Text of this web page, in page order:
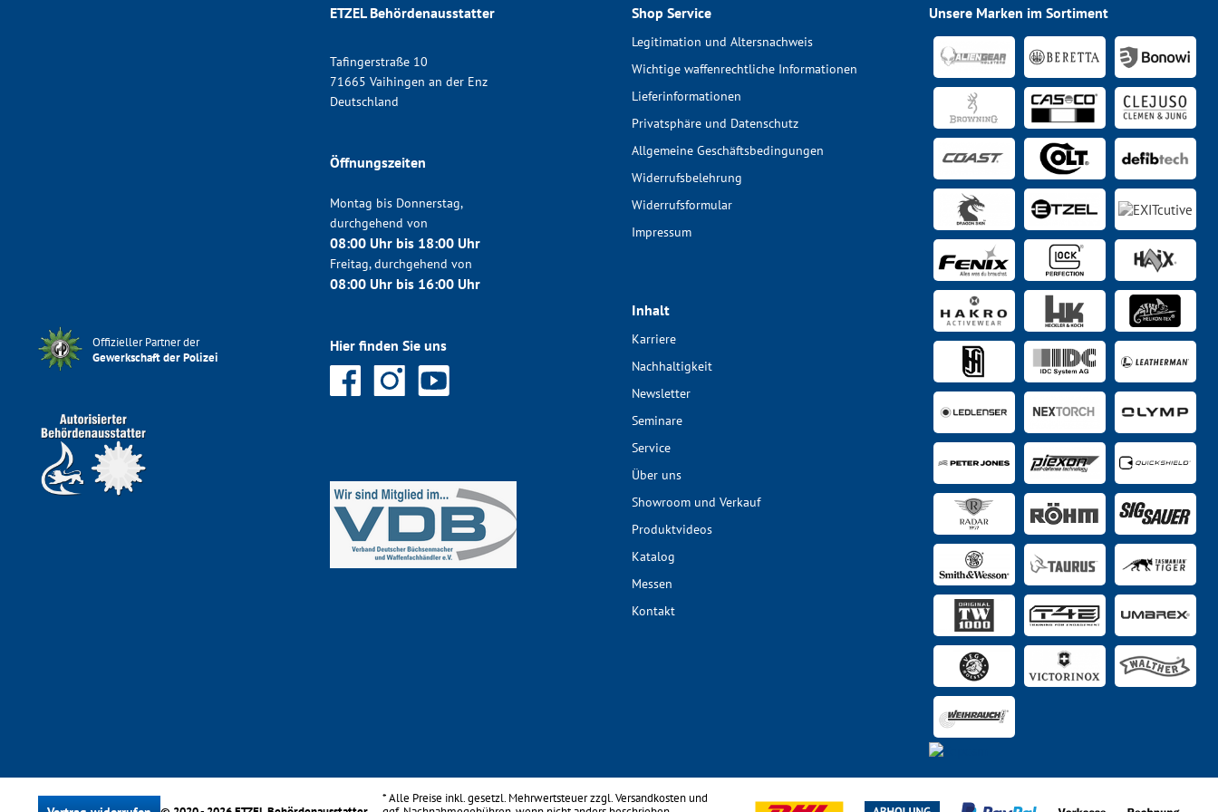
Offizieller Partner der
Gewerkschaft der Polizei
ETZEL Behördenausstatter
Tafingerstraße 10
71665 Vaihingen an der Enz
Deutschland
Öffnungszeiten
Montag bis Donnerstag,
durchgehend von
08:00 Uhr bis 18:00 Uhr
Freitag, durchgehend von
08:00 Uhr bis 16:00 Uhr
Hier finden Sie uns
Shop Service
Legitimation und Altersnachweis
Wichtige waffenrechtliche Informationen
Lieferinformationen
Privatsphäre und Datenschutz
Allgemeine Geschäftsbedingungen
Widerrufsbelehrung
Widerrufsformular
Impressum
Inhalt
Karriere
Nachhaltigkeit
Newsletter
Seminare
Service
Über uns
Showroom und Verkauf
Produktvideos
Katalog
Messen
Kontakt
Unsere Marken im Sortiment
* Alle Preise inkl. gesetzl. Mehrwertsteuer zzgl.Versandkostenund